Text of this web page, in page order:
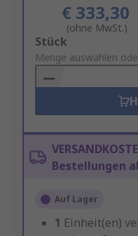
€ 333,30
(ohne MwSt.)
Add
to
Basket
Stück
Menge auswählen
Bestellungen
Auf Lager
1 Einheit(en)